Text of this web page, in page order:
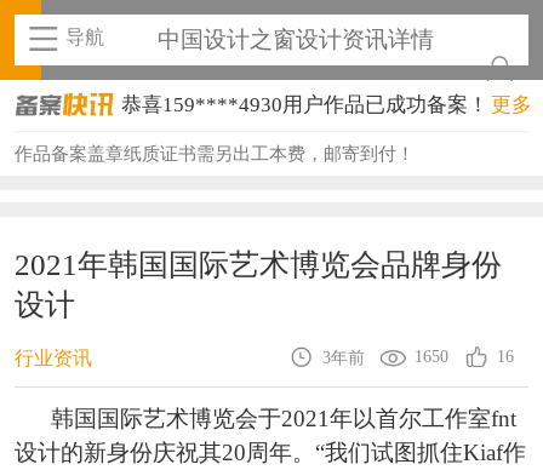
导航 中国设计之窗设计资讯详情
恭喜159****4930用户作品已成功备案！
恭喜150****6483用户作品已成功备案！
恭喜159****4201用户作品已成功备案！
恭喜131****1475用户作品已成功备案！
恭喜133****8874用户作品已成功备案！
恭喜138****8638用户作品已成功备案！
更多
作品备案盖章纸质证书需另出工本费，邮寄到付！
2021年韩国国际艺术博览会品牌身份
设计
行业资讯 3年前 1650 16
韩国国际艺术博览会于2021年以首尔工作室fnt
设计的新身份庆祝其20周年。“我们试图抓住Kiaf作